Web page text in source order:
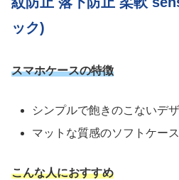
ック)
スマホケースの特徴
シンプルで飽きのこないデ
マットな質感のソフトケー
こんな人におすすめ